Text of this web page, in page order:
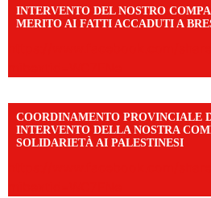
INTERVENTO DEL NOSTRO
MERITO AI FATTI ACCADUTI A
COORDINAMENTO PROVINCIALE
INTERVENTO DELLA NOSTRA
SOLIDARIETÀ AI PALESTINESI